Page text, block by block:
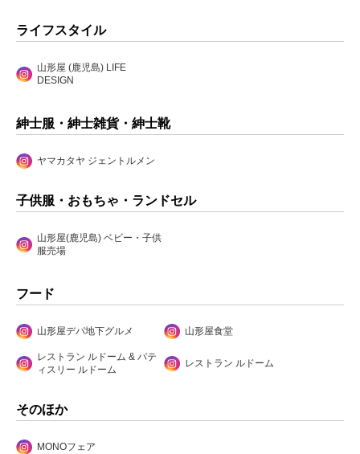
ライフスタイル
山形屋 (鹿児島) LIFE
DESIGN
紳士服・紳士雑貨・紳士靴
ヤマカタヤ ジェントルメン
子供服・おもちゃ・ランドセル
山形屋(鹿児島) ベビー・子供
服売場
フード
山形屋デパ地下グルメ 山形屋食堂
レストラン ルドーム & パテ
ィスリー ルドーム
レストラン ルドーム
そのほか
MONOフェア